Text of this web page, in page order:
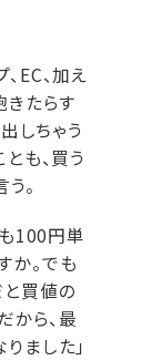
EC、加え
きたらす
しちゃう
も、買う
。
100円単
か。でも
と買値の
から、最
ました」